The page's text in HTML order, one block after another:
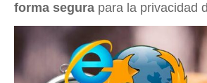
forma segura para la privacidad